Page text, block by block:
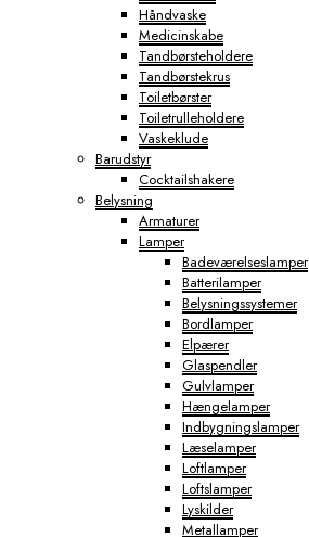
Håndvaske
Medicinskabe
Tandbørsteholdere
Tandbørstekrus
Toiletbørster
Toiletrulleholdere
Vaskeklude
Barudstyr
Cocktailshakere
Belysning
Armaturer
Lamper
Badeværelseslamper
Batterilamper
Belysningssystemer
Bordlamper
Elpærer
Glaspendler
Gulvlamper
Hængelamper
Indbygningslamper
Læselamper
Loftlamper
Loftslamper
Lyskilder
Metallamper